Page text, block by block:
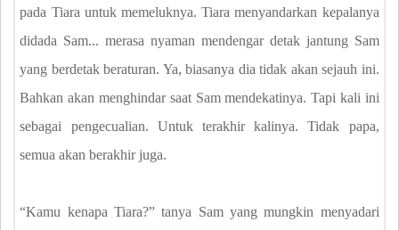
pada Tiara untuk memeluknya. Tiara menyandarkan kepalanya
didada Sam... merasa nyaman mendengar detak jantung Sam
yang berdetak beraturan. Ya, biasanya dia tidak akan sejauh ini.
Bahkan akan menghindar saat Sam mendekatinya. Tapi kali ini
sebagai pengecualian. Untuk terakhir kalinya. Tidak papa,
semua akan berakhir juga.
“Kamu kenapa Tiara?” tanya Sam yang mungkin menyadari